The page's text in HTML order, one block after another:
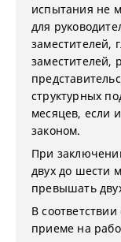
испытания не
для
заместителей,
заместителей,
структурных
месяцев, если
законом.
При
двух до шести
превышать
В
приеме на